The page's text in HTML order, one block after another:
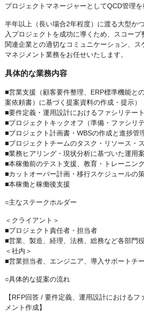
プロジェクトマネージャーとしてQCD管理を
半年以上（長い場合2年程度）に渡る大型か
入プロジェクトを成功に導くため、スコープ
関連企業との適切なコミュニケーション、
マネジメント業務をお任せいたします。
具体的な業務内容
■営業支援（顧客要件整理、ERP標準機能と
案依頼書）に基づく提案資料の作成・提示）
■要件定義・運用設計におけるファシリテー
■プロジェクトキックオフ（準備・ファシリテ
■プロジェクト計画書・WBSの作成と進捗管
■プロジェクトチームのタスク・リソース・
■業務ヒアリング・現状分析に基づいた運用
■本稼働前のテスト支援、教育・トレーニン
■カットオーバー計画・移行スケジュールの
■本稼働と稼働後支援
○主なステークホルダー
＜クライアント＞
■プロジェクト責任者・担当者
■営業、製造、経理、法務、総務など各部門
＜社内＞
■営業担当者、エンジニア、導入サポートチ
○具体的な提案の流れ
【RFP回答 / 要件定義、運用設計におけるフ
メント作成】